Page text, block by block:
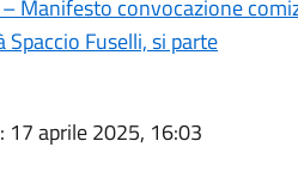
Manifesto convocazione
Fuselli, si parte
: 17 aprile 2025, 16:03